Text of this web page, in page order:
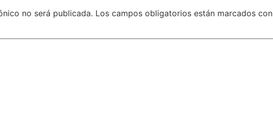
no será publicada. Los campos obligatorios están marcados con